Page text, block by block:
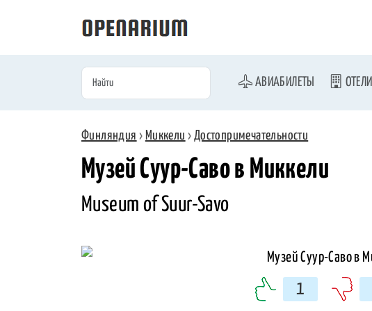
АВИАБИЛЕТЫ ОТЕЛИ
Финляндия › Миккели › Достопримечательности
Музей Суур-Саво в Миккели
Museum of Suur-Savo
1